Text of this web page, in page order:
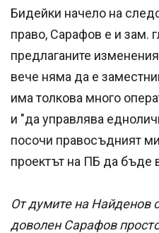
Бидейки начело на
право, Сарафов е и зам.
предлаганите
вече няма да е
има толкова много
и "да управлява
посочи правосъдният
проектът на ПБ да бъде
От думите на Найденов
доволен Сарафов